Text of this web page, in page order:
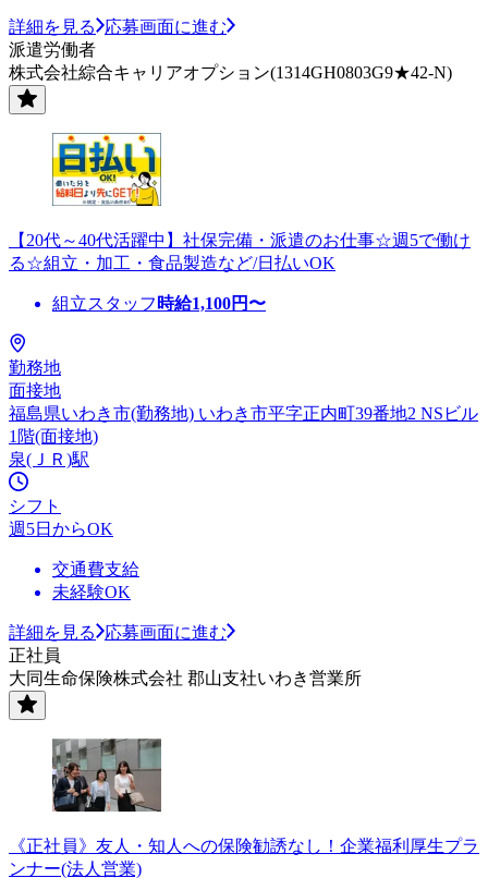
詳細を見る
応募画面に進む
派遣労働者
株式会社綜合キャリアオプション(1314GH0803G9★42-N)
【20代～40代活躍中】社保完備・派遣のお仕事☆週5で働け
る☆組立・加工・食品製造など/日払いOK
組立スタッフ 時給1,100円〜
勤務地
面接地
福島県いわき市(勤務地) いわき市平字正内町39番地2 NSビル
1階(面接地)
泉(ＪＲ)駅
シフト
週5日からOK
交通費支給
未経験OK
詳細を見る
応募画面に進む
正社員
大同生命保険株式会社 郡山支社いわき営業所
《正社員》友人・知人への保険勧誘なし！企業福利厚生プラ
ンナー(法人営業)